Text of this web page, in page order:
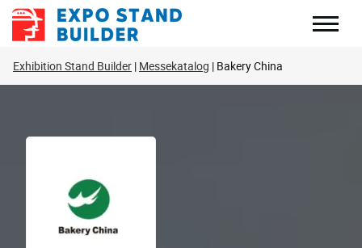
Zum
Inhalt
Exhibition Stand Builder Messekatalog Bakery China